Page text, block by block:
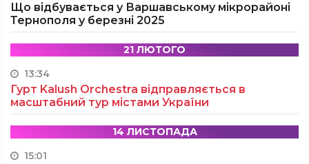
Що відбувається у Варшавському мікрорайоні
Тернополя у березні 2025
21 ЛЮТОГО
13:34
Гурт Kalush Orchestra відправляється в
масштабний тур містами України
14 ЛИСТОПАДА
15:01